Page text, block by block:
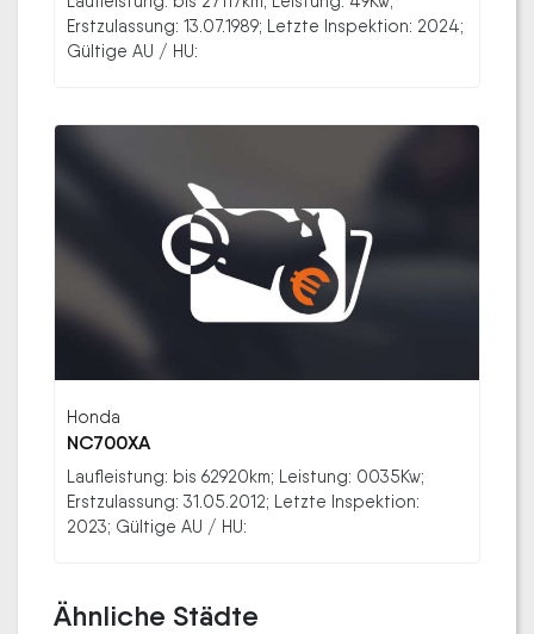
Erstzulassung: 13.07.1989; Letzte Inspektion: 2024;
Gültige AU / HU:
Honda
NC700XA
Laufleistung: bis 62920km; Leistung: 0035Kw;
Erstzulassung: 31.05.2012; Letzte Inspektion:
2023; Gültige AU / HU:
Ähnliche Städte